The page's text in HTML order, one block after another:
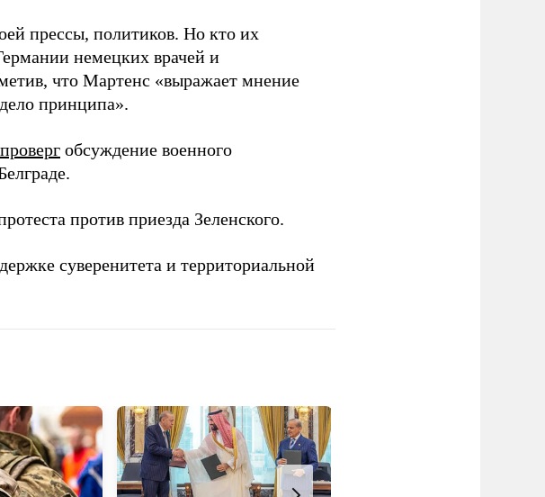
прессы, политиков. Но кто их
немецких врачей и
что Мартенс «выражает мнение
принципа».
обсуждение военного
против приезда Зеленского.
суверенитета и территориальной